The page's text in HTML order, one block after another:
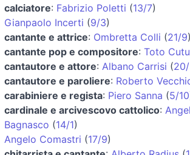
calciatore: Fabrizio Poletti (13/7)
Gianpaolo Incerti (9/3)
cantante e attrice: Ombretta Colli (21/9)
cantante pop e compositore: Toto
cantautore e attore: Albano Carrisi (
cantautore e paroliere: Roberto
carabiniere e regista: Piero Sanna (5/10
cardinale e arcivescovo cattolico:
Bagnasco (14/1)
Angelo Comastri (17/9)